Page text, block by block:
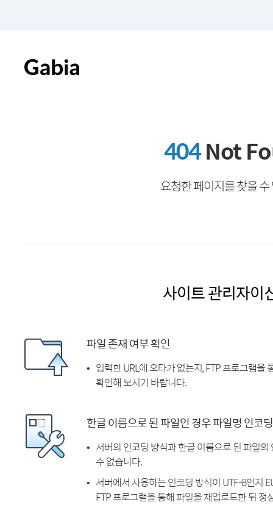
404Not
요청한 페이지를 찾을
사이트 관리자이
파일 존재 여부 확인
입력한 URL에 오타가 없는지, FTP 프로그램
확인해 보시기 바랍니다.
한글 이름으로 된 파일인 경우 파일명 인코
서버의 인코딩 방식과 한글 이름으로 된 파일
수 없습니다.
서버에서 사용하는 인코딩 방식이 UTF-8인지
FTP 프로그램을 통해 파일을 재업로드한 뒤